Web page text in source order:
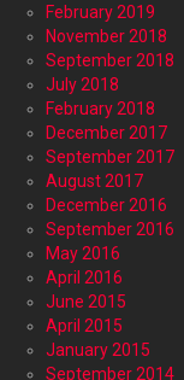
February 2019
November 2018
September 2018
July 2018
February 2018
December 2017
September 2017
August 2017
December 2016
September 2016
May 2016
April 2016
June 2015
April 2015
January 2015
September 2014